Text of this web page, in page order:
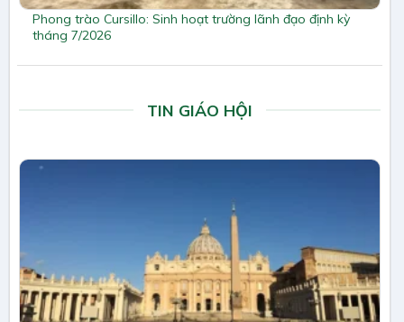
Phong trào Cursillo: Sinh hoạt trường lãnh đạo định kỳ
tháng 7/2026
TIN GIÁO HỘI